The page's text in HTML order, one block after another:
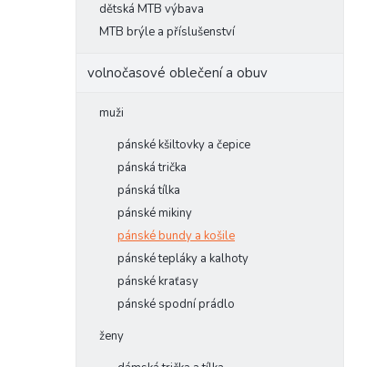
dětská MTB výbava
MTB brýle a příslušenství
volnočasové oblečení a obuv
muži
pánské kšiltovky a čepice
pánská trička
pánská tílka
pánské mikiny
pánské bundy a košile
pánské tepláky a kalhoty
pánské kraťasy
pánské spodní prádlo
ženy